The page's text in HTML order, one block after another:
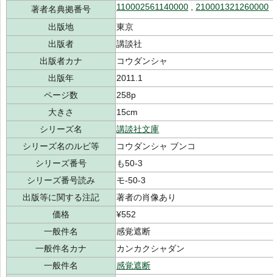
著者名典拠番号
110002561140000 210001321260000
出版地
東京
出版者
講談社
出版者カナ
コウダンシャ
出版年
2011.1
ページ数
258p
大きさ
15cm
シリーズ名
講談社文庫
シリーズ名のルビ等
コウダンシャ ブンコ
シリーズ番号
も50-3
シリーズ番号読み
モ-50-3
出版等に関する注記
著者の肖像あり
価格
¥552
一般件名
感覚遮断
一般件名カナ
カンカクシャダン
一般件名
感覚遮断